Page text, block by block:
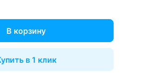
В корзину
в 1 клик